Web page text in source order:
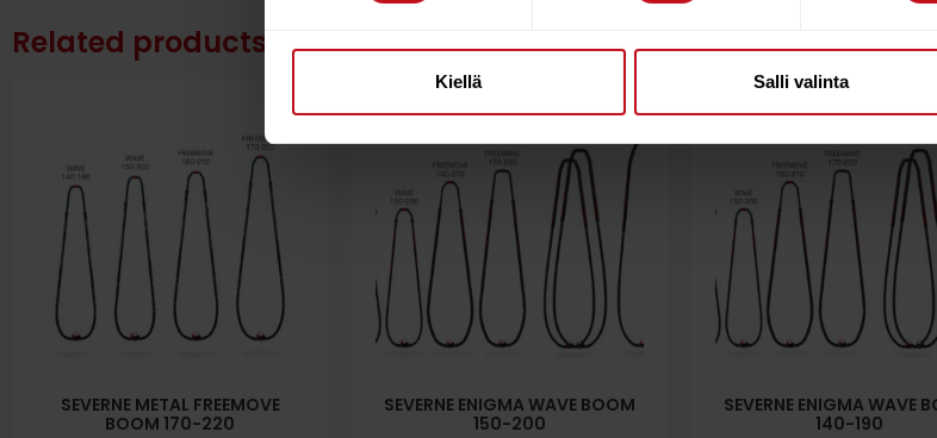
Kiellä Salli valinta
Related products
4%
SEVERNE METAL FREEMOVE
BOOM 170-220
10%
SEVERNE ENIGMA WAVE BOOM
150-200
SEVERNE ENIGMA WAVE
140-190